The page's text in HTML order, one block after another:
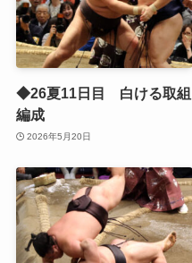
◆26夏11日目 白ける取組
編成
2026年5月20日